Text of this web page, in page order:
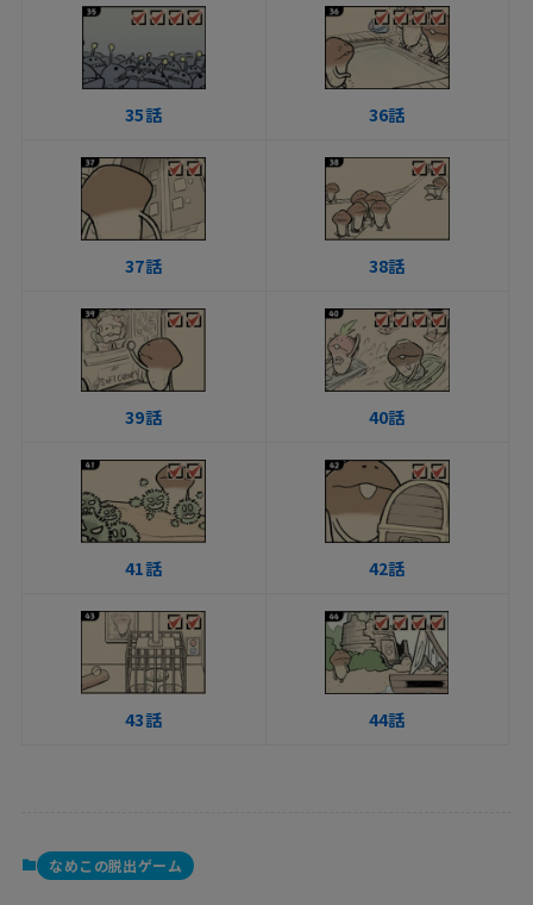
35話 36話
37話 38話
39話 40話
41話 42話
43話 44話
なめこの脱出ゲーム